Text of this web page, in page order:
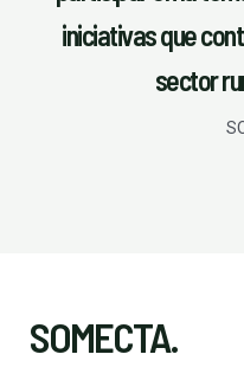
iniciativas que
sector
SOMECTA.